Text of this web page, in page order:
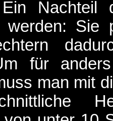
Ein
werden: Sie
für
man mit